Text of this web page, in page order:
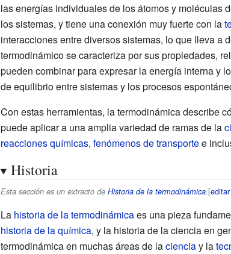
las energías individuales de los átomos y moléculas
los sistemas, y tiene una conexión muy fuerte con la
interacciones entre diversos sistemas, lo que lleva a
termodinámico se caracteriza por sus propiedades,
pueden combinar para expresar la energía interna y
de equilibrio entre sistemas y los procesos
Con estas herramientas, la termodinámica describe
puede aplicar a una amplia variedad de ramas de la
reacciones químicas, fenómenos de transportee
Historia
Esta sección es un extracto de Historia de la termodinámica.[editar
La historia de la termodinámicaes una pieza
historia de la química, y la historia de la ciencia en
termodinámica en muchas áreas de lacienciay la